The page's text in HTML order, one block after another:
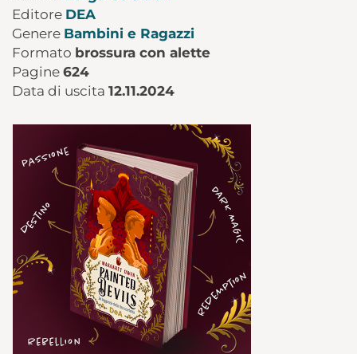
Editore DEA
Genere Bambini e Ragazzi
Formato brossura con alette
Pagine 624
Data di uscita 12.11.2024